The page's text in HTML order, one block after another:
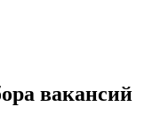
вакансий